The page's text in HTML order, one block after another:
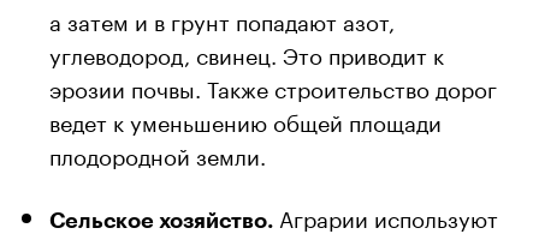
а затем и в грунт попадают азот,
углеводород, свинец. Это приводит к
эрозии почвы. Также строительство дорог
ведет к уменьшению общей площади
плодородной земли.
Сельское хозяйство. Аграрии используют